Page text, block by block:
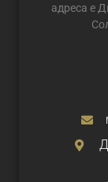
адреса е